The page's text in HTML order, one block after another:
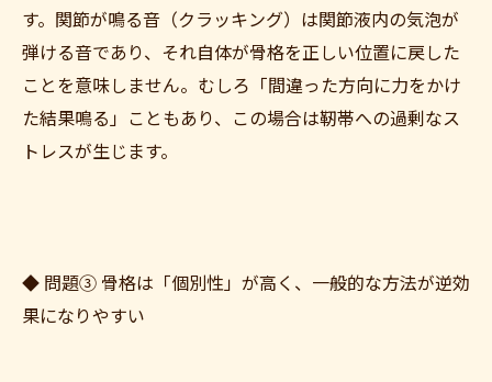
す。関節が鳴る音（クラッキング）は関節液内の気泡が
弾ける音であり、それ自体が骨格を正しい位置に戻した
ことを意味しません。むしろ「間違った方向に力をかけ
た結果鳴る」こともあり、この場合は靭帯への過剰なス
トレスが生じます。
◆ 問題③ 骨格は「個別性」が高く、一般的な方法が逆効
果になりやすい